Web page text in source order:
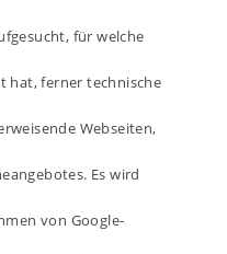
für welche
hat, ferner technische
Webseiten,
Es wird
von Google-